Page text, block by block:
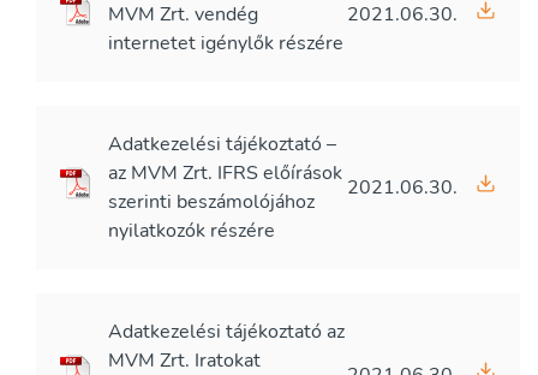
MVM Zrt. vendég
internetet igénylők részére
2021.06.30.
Adatkezelési tájékoztató –
az MVM Zrt. IFRS előírások
szerinti beszámolójához
nyilatkozók részére
2021.06.30.
Adatkezelési tájékoztató az
MVM Zrt. Iratokat